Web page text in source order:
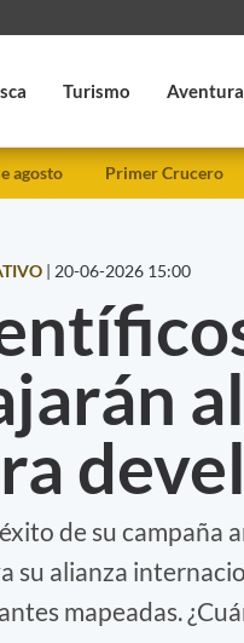
Turismo Aventura
agosto Primer Crucero
| 20-06-2026 15:00
de su campaña
su alianza
mapeadas.